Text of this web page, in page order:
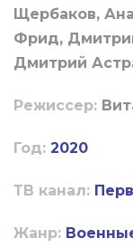
Щербаков,
Фрид,
Дмитрий
Режиссер:
Год: 2020
ТВ канал:
Жанр: